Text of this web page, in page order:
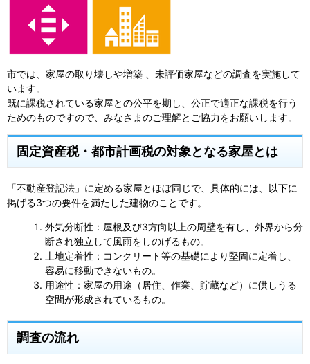
市では、家屋の取り壊しや増築 、未評価家屋などの調査を実施して
います。
既に課税されている家屋との公平を期し、公正で適正な課税を行う
ためのものですので、みなさまのご理解とご協力をお願いします。
固定資産税・都市計画税の対象となる家屋とは
「不動産登記法」に定める家屋とほぼ同じで、具体的には、以下に
掲げる3つの要件を満たした建物のことです。
外気分断性：屋根及び3方向以上の周壁を有し、外界から分
断され独立して風雨をしのげるもの。
土地定着性：コンクリート等の基礎により堅固に定着し、
容易に移動できないもの。
用途性：家屋の用途（居住、作業、貯蔵など）に供しうる
空間が形成されているもの。
調査の流れ